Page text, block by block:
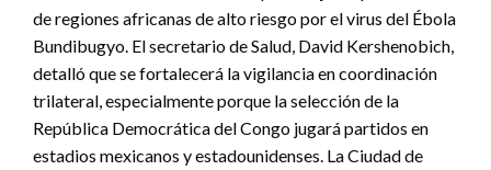
de regiones africanas de alto riesgo por el virus del Ébola
Bundibugyo. El secretario de Salud, David Kershenobich,
detalló que se fortalecerá la vigilancia en coordinación
trilateral, especialmente porque la selección de la
República Democrática del Congo jugará partidos en
estadios mexicanos y estadounidenses. La Ciudad de